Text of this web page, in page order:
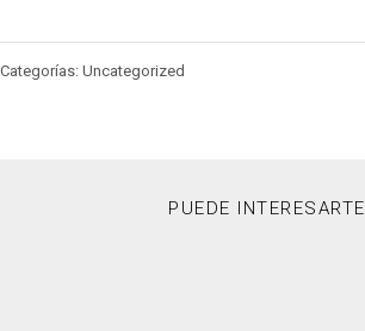
Categorías: Uncategorized
PUEDE INTERESARTE